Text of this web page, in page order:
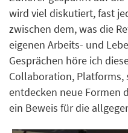
wird viel diskutiert, fast
zwischen dem, was die
eigenen Arbeits- und
Gesprächen höre ich
Collaboration, Platforms,
entdecken neue Formen
ein Beweis für die